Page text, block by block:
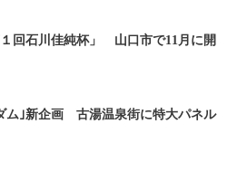
１回石川佳純杯」 山口市で11月に開
ム｣新企画 古湯温泉街に特大パネル